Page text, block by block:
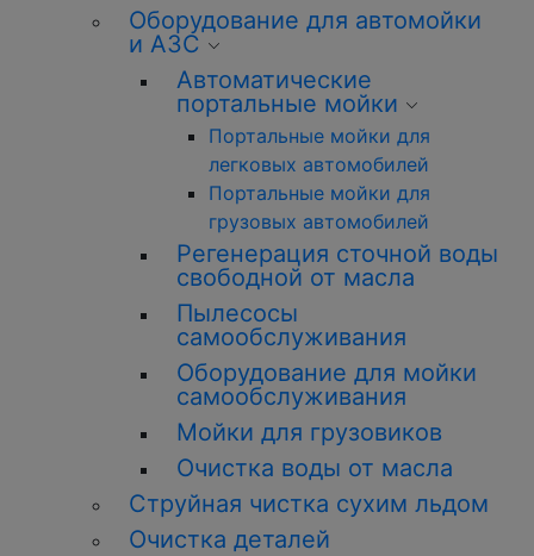
Оборудование для автомойки
и АЗС
Автоматические
портальные мойки
Портальные мойки для
легковых автомобилей
Портальные мойки для
грузовых автомобилей
Регенерация сточной воды
свободной от масла
Пылесосы
самообслуживания
Оборудование для мойки
самообслуживания
Мойки для грузовиков
Очистка воды от масла
Струйная чистка сухим льдом
Очистка деталей